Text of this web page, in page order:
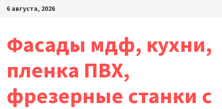
Перейти
6 августа, 2026
Фасады мдф, кухни,
пленка ПВХ,
фрезерные станки с